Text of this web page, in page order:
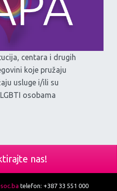
centara i drugih
koje pružaju
usluge i/ili su
osobama
nas!
telefon: +387 33 551 000